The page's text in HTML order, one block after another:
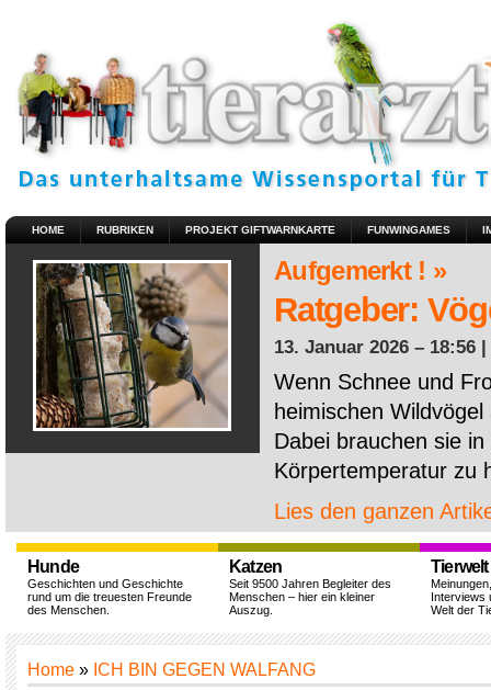
HOME RUBRIKEN PROJEKT GIFTWARNKARTE FUNWINGAMES
Aufgemerkt ! »
Ratgeber:
13. Januar 2026 – 18:56 |
Wenn Schnee und
heimischen
Dabei brauchen sie
Körpertemperatur zu
Lies den ganzen
Hunde
Geschichten und Geschichte
rund um die treuesten Freunde
des Menschen.
Katzen
Seit 9500 Jahren Begleiter des
Menschen – hier ein kleiner
Auszug.
Tierwelt
Interviews
Welt der
Home » ICH BIN GEGEN WALFANG